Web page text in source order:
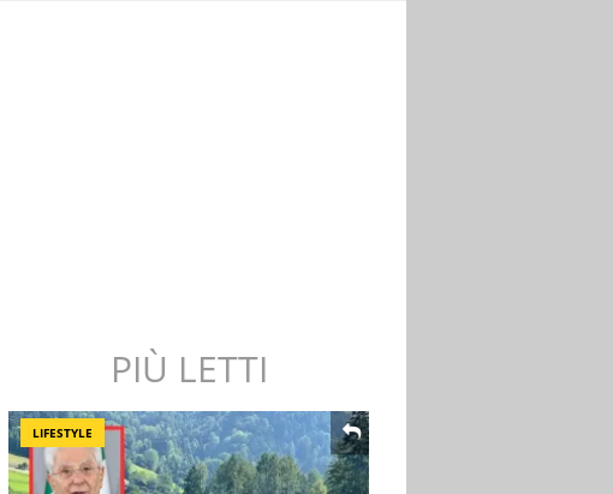
PIÙ LETTI
LIFESTYLE